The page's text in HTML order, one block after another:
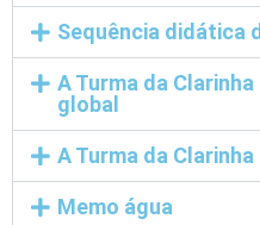
Sequência didática
A Turma da
global
A Turma da
Memo água